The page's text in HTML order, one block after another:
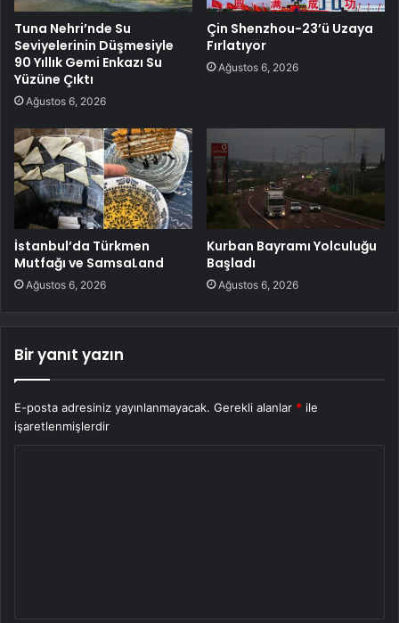
Tuna Nehri’nde Su
Seviyelerinin Düşmesiyle
90 Yıllık Gemi Enkazı Su
Yüzüne Çıktı
Ağustos 6, 2026
Çin Shenzhou-23’ü Uzaya
Fırlatıyor
Ağustos 6, 2026
İstanbul’da Türkmen
Mutfağı ve SamsaLand
Ağustos 6, 2026
Kurban Bayramı Yolculuğu
Başladı
Ağustos 6, 2026
Bir yanıt yazın
E-posta adresiniz yayınlanmayacak. Gerekli alanlar * ile
işaretlenmişlerdir